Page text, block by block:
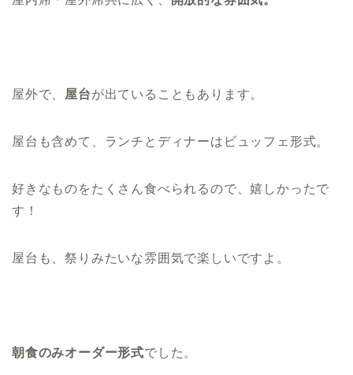
屋外で、 屋台が出ていることもあります。
屋台も含めて、ランチとディナーはビュッフェ形式。
好きなものをたくさん食べられるので、嬉しかったで
す！
屋台も、祭りみたいな雰囲気で楽しいですよ。
朝食のみオーダー形式でした。